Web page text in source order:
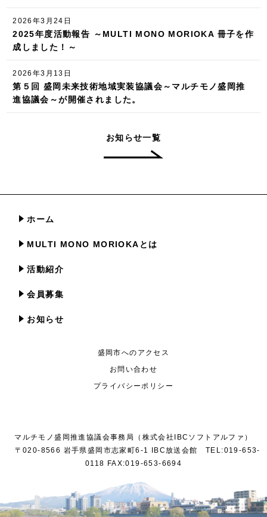
2026年3月24日
2025年度活動報告 ～MULTI MONO MORIOKA 冊子を作
成しました！～
2026年3月13日
第５回 盛岡未来技術地域実装協議会～マルチモノ盛岡推
進協議会～が開催されました。
お知らせ一覧
ホーム
MULTI MONO MORIOKAとは
活動紹介
会員募集
お知らせ
盛岡市へのアクセス
お問い合わせ
プライバシーポリシー
マルチモノ盛岡推進協議会事務局（株式会社IBCソフトアルファ）
〒020-8566 岩手県盛岡市志家町6-1 IBC放送会館 TEL:019-653-
0118 FAX:019-653-6694